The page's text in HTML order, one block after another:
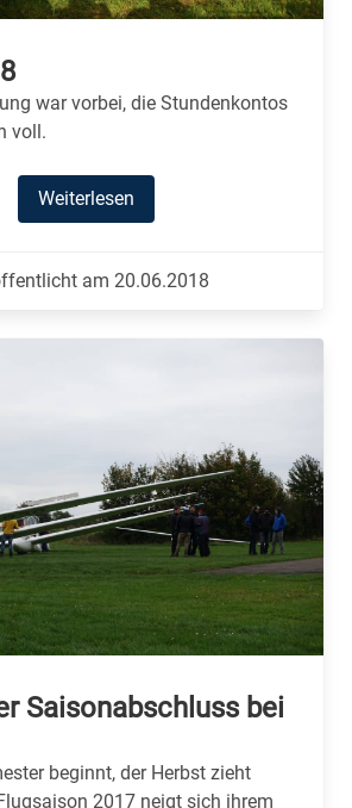
war vorbei, die Stundenkontos
voll.
Weiterlesen
am 20.06.2018
Saisonabschluss bei
beginnt, der Herbst zieht
2017 neigt sich ihrem